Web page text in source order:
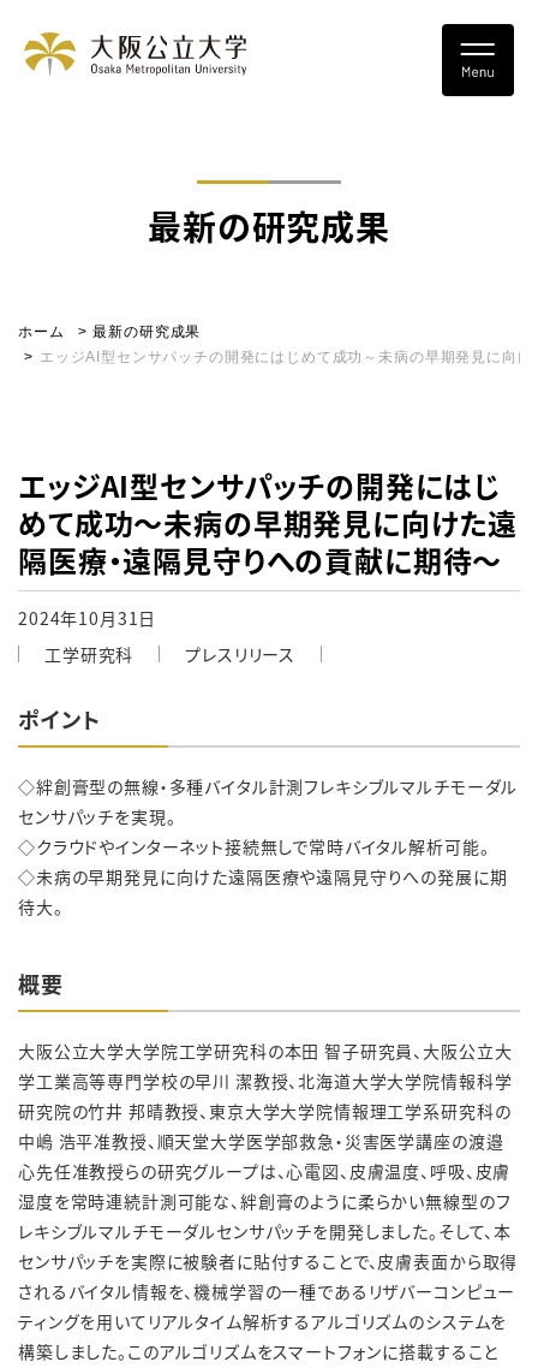
最新の研究成果
ホーム
最新の研究成果
エッジAI型センサパッチの開発にはじめて成功～未病の早期発見に向
エッジAI型センサパッチの開発にはじ
めて成功～未病の早期発見に向けた遠
隔医療・遠隔見守りへの貢献に期待～
2024年10月31日
工学研究科
プレスリリース
ポイント
◇絆創膏型の無線・多種バイタル計測フレキシブルマルチモーダル
センサパッチを実現。
◇クラウドやインターネット接続無しで常時バイタル解析可能。
◇未病の早期発見に向けた遠隔医療や遠隔見守りへの発展に期
待大。
概要
大阪公立大学大学院工学研究科の本田 智子研究員、大阪公立大
学工業高等専門学校の早川 潔教授、北海道大学大学院情報科学
研究院の竹井 邦晴教授、東京大学大学院情報理工学系研究科の
中嶋 浩平准教授、順天堂大学医学部救急・災害医学講座の渡邉
心先任准教授らの研究グループは、心電図、皮膚温度、呼吸、皮膚
湿度を常時連続計測可能な、絆創膏のように柔らかい無線型のフ
レキシブルマルチモーダルセンサパッチを開発しました。そして、本
センサパッチを実際に被験者に貼付することで、皮膚表面から取得
されるバイタル情報を、機械学習の一種であるリザバーコンピュー
ティングを用いてリアルタイム解析するアルゴリズムのシステムを
構築しました。このアルゴリズムをスマートフォンに搭載すること